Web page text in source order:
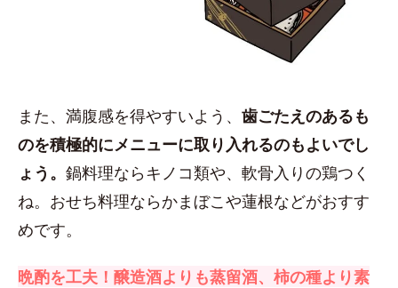
また、満腹感を得やすいよう、 歯ごたえのあるも
のを積極的にメニューに取り入れるのもよいでし
ょう。 鍋料理ならキノコ類や、軟骨入りの鶏つく
ね。おせち料理ならかまぼこや蓮根などがおすす
めです。
晩酌を工夫！醸造酒よりも蒸留酒、柿の種より素